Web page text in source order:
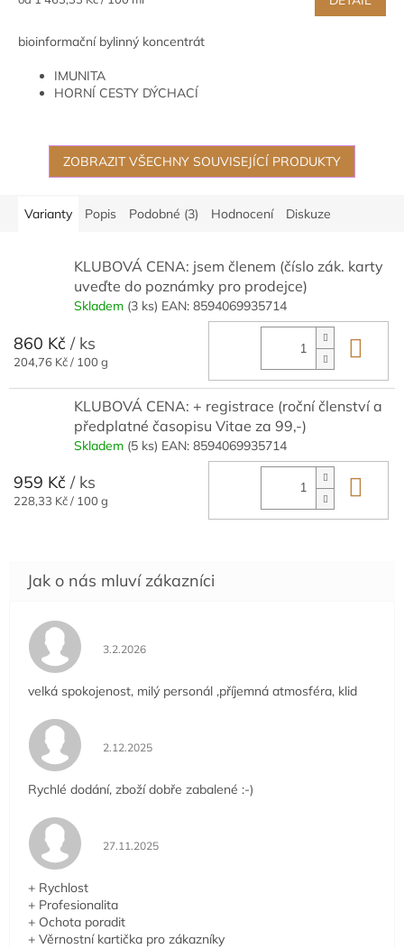
5
bioinformační bylinný koncentrát
IMUNITA
HORNÍ CESTY DÝCHACÍ
ZOBRAZIT VŠECHNY SOUVISEJÍCÍ PRODUKTY
Varianty Popis Podobné (3) Hodnocení Diskuze
KLUBOVÁ CENA: jsem členem (číslo zák. karty
uveďte do poznámky pro prodejce)
Skladem (3 ks) EAN: 8594069935714
860 Kč / ks
Měrná
204,76 Kč / 100 g
KLUBOVÁ CENA: + registrace (roční členství a
předplatné časopisu Vitae za 99,-)
Skladem (5 ks) EAN: 8594069935714
959 Kč / ks
Měrná
228,33 Kč / 100 g
Hodnocení obchodu je 5 z 5 hvězdiček.
3.2.2026
velká spokojenost, milý personál ,příjemná atmosféra, klid
Hodnocení obchodu je 5 z 5 hvězdiček.
2.12.2025
Rychlé dodání, zboží dobře zabalené :-)
Hodnocení obchodu je 5 z 5 hvězdiček.
27.11.2025
+ Rychlost
+ Profesionalita
+ Ochota poradit
+ Věrnostní kartička pro zákazníky